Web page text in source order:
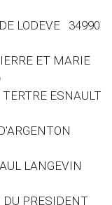
LODEVE 34990
ET MARIE
ESNAULT
LANGEVIN
DU PRESIDENT